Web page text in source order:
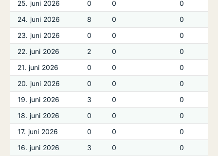
25. juni 2026 0 0
0
24. juni 2026
8 0
0
23. juni 2026
0 0
0
22. juni 2026
2 0
0
21. juni 2026
0 0
0
20. juni 2026
0 0
0
19. juni 2026
3 0
0
18. juni 2026
0 0
0
17. juni 2026
0 0
0
16. juni 2026
3 0
0